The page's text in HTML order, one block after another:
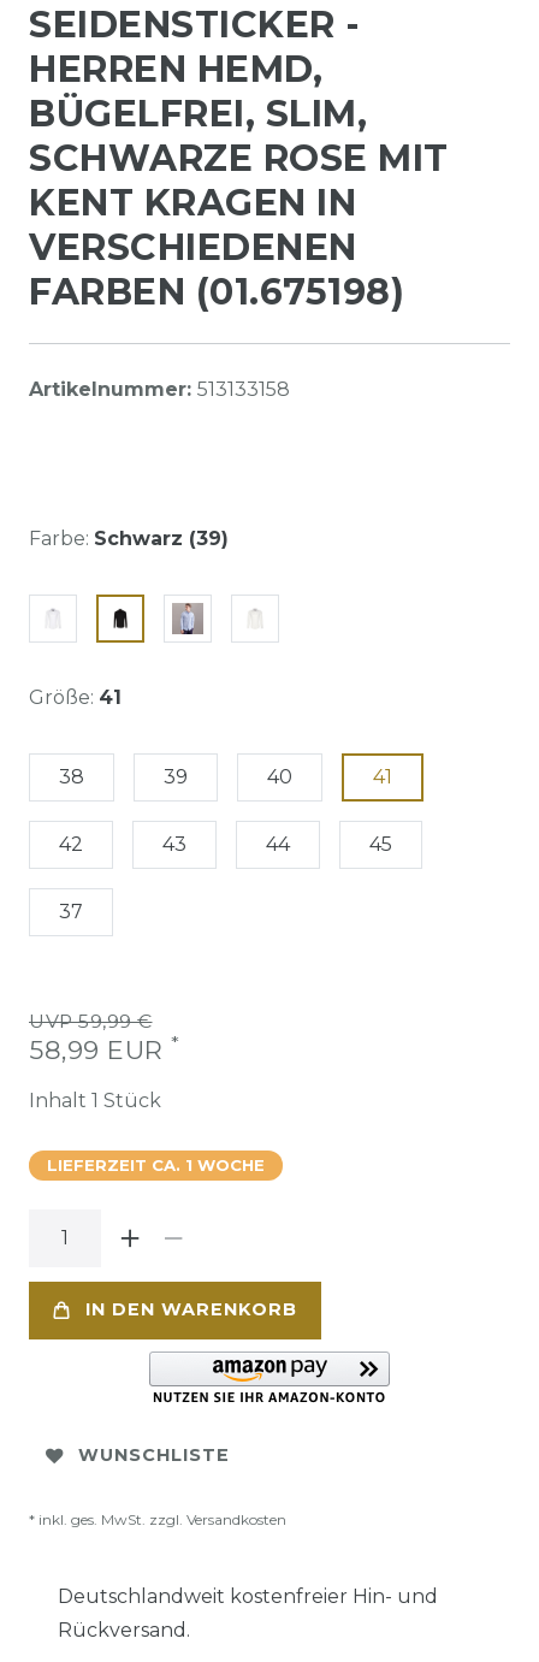
SEIDENSTICKER -
HERREN HEMD,
BÜGELFREI, SLIM,
SCHWARZE ROSE MIT
KENT KRAGEN IN
VERSCHIEDENEN
FARBEN (01.675198)
Artikelnummer: 513133158
Farbe: Schwarz (39)
Größe: 41
38 39 40 41
42 43 44 45
37
UVP 59,99 €
58,99 EUR *
Inhalt 1 Stück
LIEFERZEIT CA. 1 WOCHE
IN DEN WARENKORB
WUNSCHLISTE
* inkl. ges. MwSt. zzgl. Versandkosten
Deutschlandweit kostenfreier Hin- und
Rückversand.